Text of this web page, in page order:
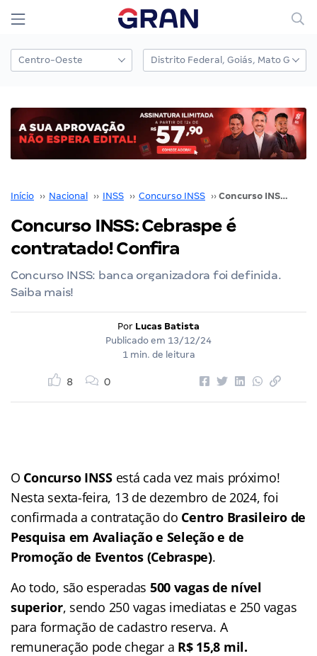
Início ›› Nacional ›› INSS ›› Concurso INSS ›› Concurso INSS: Cebraspe é contratado! Confira
Concurso INSS: Cebraspe é
contratado! Confira
Concurso INSS: banca organizadora foi definida.
Saiba mais!
Por Lucas Batista
Publicado em 13/12/24
1 min. de leitura
8 0
O Concurso INSSestá cada vez mais próximo!
Nesta sexta-feira, 13 de dezembro de 2024, foi
confirmada a contratação do Centro Brasileiro de
Pesquisa em Avaliação e Seleção e de
Promoção de Eventos (Cebraspe).
Ao todo, são esperadas 500 vagas de nível
superior, sendo 250 vagas imediatas e 250 vagas
para formação de cadastro reserva. A
remuneração pode chegar a R$ 15,8 mil.